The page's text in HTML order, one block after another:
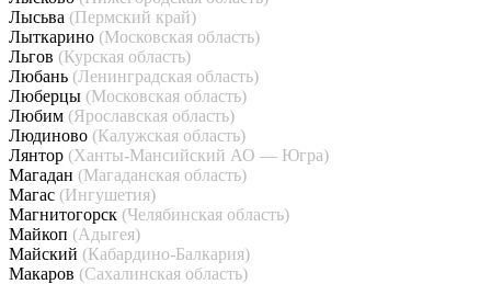
Лысьва (Пермский край)
Лыткарино (Московская область)
Льгов (Курская область)
Любань (Ленинградская область)
Люберцы (Московская область)
Любим (Ярославская область)
Людиново (Калужская область)
Лянтор (Ханты-Мансийский АО — Югра)
Магадан (Магаданская область)
Магас (Ингушетия)
Магнитогорск (Челябинская область)
Майкоп (Адыгея)
Майский (Кабардино-Балкария)
Макаров (Сахалинская область)